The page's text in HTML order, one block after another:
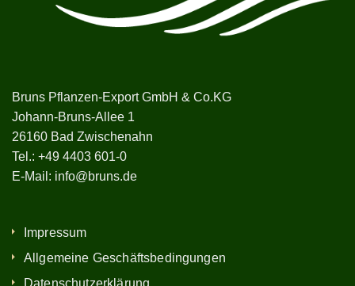
Bruns Pflanzen-Export GmbH & Co.KG
Johann-Bruns-Allee 1
26160 Bad Zwischenahn
Tel.: +49 4403 601-0
E-Mail: info@bruns.de
Impressum
Allgemeine Geschäftsbedingungen